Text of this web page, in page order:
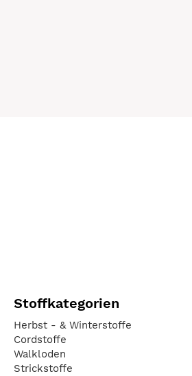
Stoffkategorien
Herbst - & Winterstoffe
Cordstoffe
Walkloden
Strickstoffe